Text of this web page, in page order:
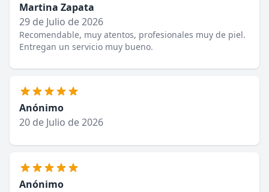
Martina Zapata
29 de Julio de 2026
Recomendable, muy atentos, profesionales muy de piel.
Entregan un servicio muy bueno.
Anónimo
20 de Julio de 2026
Anónimo